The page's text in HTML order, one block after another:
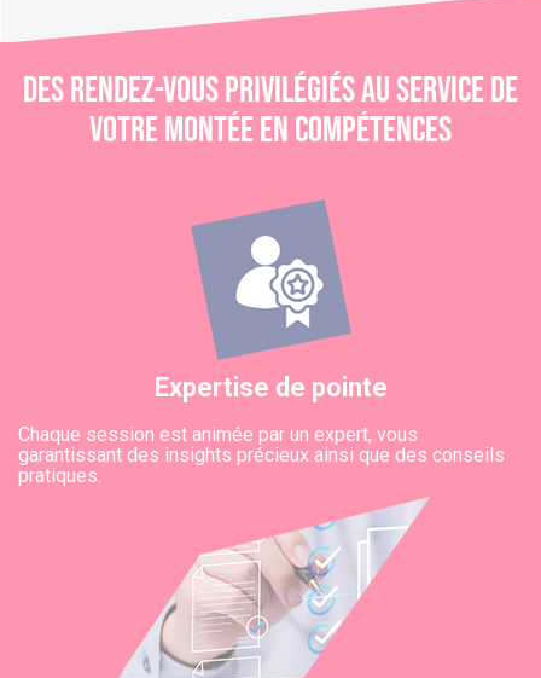
Des rendez-vous privilégiés au service de
votre montée en compétences
Expertise de pointe
Chaque session est animée par un expert, vous
garantissant des insights précieux ainsi que des conseils
pratiques.